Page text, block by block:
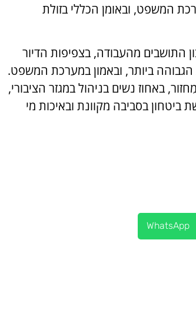
המשפט, ובאומן הכללי בזולת
התושבים מהעבודה, בצפיפות הדיור
ביותר, ובאמון במערכת המשפט.
באחוז נשים בניהול במגזר הציבורי,
ביטחון בסביבה מקוונת ובאיכות מי
WhatsApp